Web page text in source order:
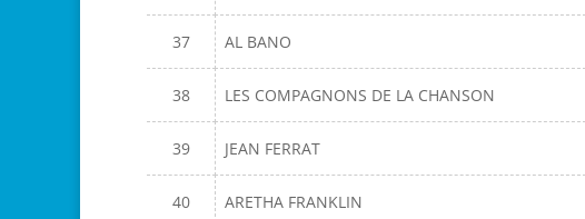
37 AL BANO
38 LES COMPAGNONS DE LA CHANSON
39 JEAN FERRAT
40 ARETHA FRANKLIN